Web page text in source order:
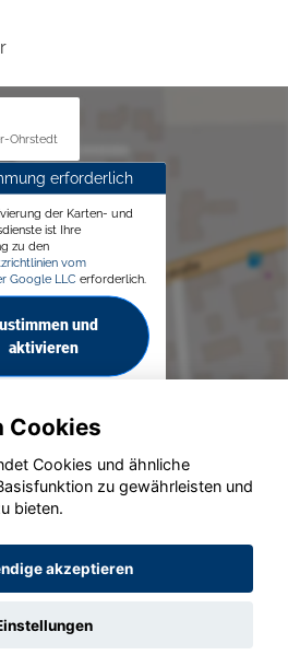
Ohrstedt
erforderlich
der Karten- und
ist Ihre
zu den
vom
Google LLC erforderlich.
und
aktivieren
GmbH 2020 - 2026
Cookies
Cookies und ähnliche
zu gewährleisten und
bieten.
akzeptieren